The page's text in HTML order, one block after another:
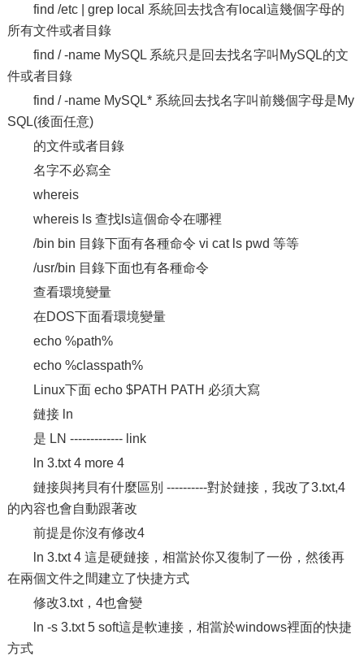
find /etc | grep local 系統回去找含有local這幾個字母的
所有文件或者目錄
find / -name MySQL 系統只是回去找名字叫MySQL的文
件或者目錄
find / -name MySQL* 系統回去找名字叫前幾個字母是My
SQL(後面任意)
的文件或者目錄
名字不必寫全
whereis
whereis ls 查找ls這個命令在哪裡
/bin bin 目錄下面有各種命令 vi cat ls pwd 等等
/usr/bin 目錄下面也有各種命令
查看環境變量
在DOS下面看環境變量
echo %path%
echo %classpath%
Linux下面 echo $PATH PATH 必須大寫
鏈接 ln
是 LN ------------- link
ln 3.txt 4 more 4
鏈接與拷貝有什麼區別 ----------對於鏈接，我改了3.txt,4
的內容也會自動跟著改
前提是你沒有修改4
ln 3.txt 4 這是硬鏈接，相當於你又復制了一份，然後再
在兩個文件之間建立了快捷方式
修改3.txt，4也會變
ln -s 3.txt 5 soft這是軟連接，相當於windows裡面的快捷
方式